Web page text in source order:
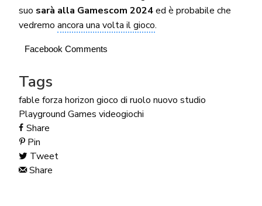
suo sarà alla Gamescom 2024ed è probabile che
vedremo ancora una volta il gioco.
Facebook Comments
Tags
fable forza horizon gioco di ruolo nuovo studio
Playground Games videogiochi
Share
Pin
Tweet
Share